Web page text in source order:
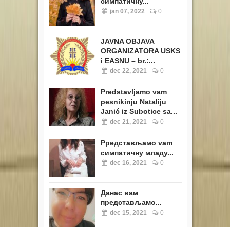
jan 07, 2022 0
JAVNA OBJAVA
ORGANIZATORA USKS
i EASNU – br.:...
dec 22, 2021 0
Predstavljamo vam
pesnikinju Nataliju
Janić iz Subotice sa...
dec 21, 2021 0
Pредстављамо vam
симпатичну младу...
dec 16, 2021 0
Данас вам
представљамо...
dec 15, 2021 0